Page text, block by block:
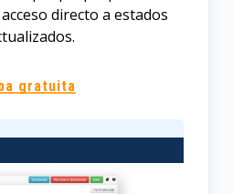
directo a estados
gratuita